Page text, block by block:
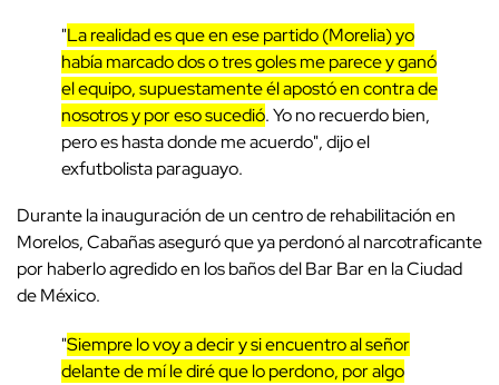
"La realidad es que en ese partido (Morelia) yo
había marcado dos o tres goles me parece y ganó
el equipo, supuestamente él apostó en contra de
nosotros y por eso sucedió. Yo no recuerdo bien,
pero es hasta donde me acuerdo", dijo el
exfutbolista paraguayo.
Durante la inauguración de un centro de rehabilitación en
Morelos, Cabañas aseguró que ya perdonó al narcotraficante
por haberlo agredido en los baños del Bar Bar en la Ciudad
de México.
"Siempre lo voy a decir y si encuentro al señor
delante de mí le diré que lo perdono, por algo